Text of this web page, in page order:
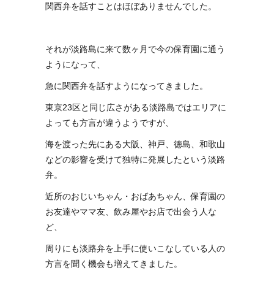
関西弁を話すことはほぼありませんでした。
それが淡路島に来て数ヶ月で今の保育園に通う
ようになって、
急に関西弁を話すようになってきました。
東京23区と同じ広さがある淡路島ではエリアに
よっても方言が違うようですが、
海を渡った先にある大阪、神戸、徳島、和歌山
などの影響を受けて独特に発展したという淡路
弁。
近所のおじいちゃん・おばあちゃん、保育園の
お友達やママ友、飲み屋やお店で出会う人な
ど、
周りにも淡路弁を上手に使いこなしている人の
方言を聞く機会も増えてきました。